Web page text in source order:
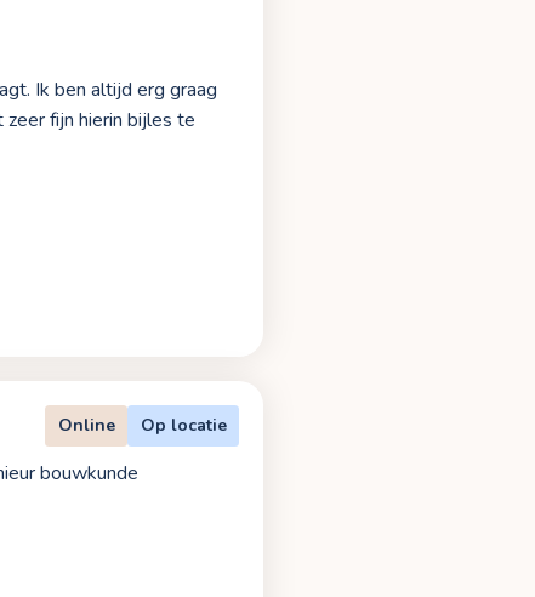
Ik ben altijd erg graag
fijn hierin bijles te
Online Op locatie
bouwkunde